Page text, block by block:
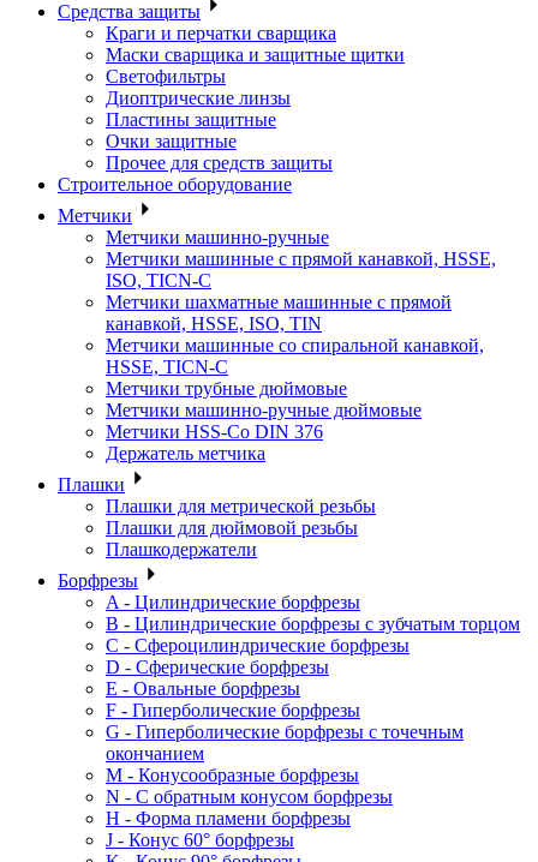
Средства защиты
Краги и перчатки сварщика
Маски сварщика и защитные щитки
Светофильтры
Диоптрические линзы
Пластины защитные
Очки защитные
Прочее для средств защиты
Строительное оборудование
Метчики
Метчики машинно-ручные
Метчики машинные с прямой канавкой, HSSE,
ISO, TICN-C
Метчики шахматные машинные с прямой
канавкой, HSSE, ISO, TIN
Метчики машинные со спиральной канавкой,
HSSE, TICN-C
Метчики трубные дюймовые
Метчики машинно-ручные дюймовые
Метчики HSS-Co DIN 376
Держатель метчика
Плашки
Плашки для метрической резьбы
Плашки для дюймовой резьбы
Плашкодержатели
Борфрезы
A - Цилиндрические борфрезы
B - Цилиндрические борфрезы с зубчатым торцом
C - Сфероцилиндрические борфрезы
D - Сферические борфрезы
E - Овальные борфрезы
F - Гиперболические борфрезы
G - Гиперболические борфрезы с точечным
окончанием
M - Конусообразные борфрезы
N - С обратным конусом борфрезы
H - Форма пламени борфрезы
J - Конус 60° борфрезы